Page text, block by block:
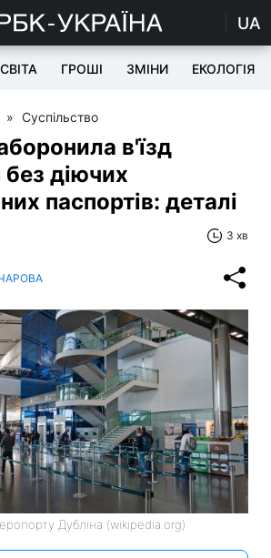
UA
ГРОШІ ЗМІНИ ЕКОЛОГІЯ
» Суспільство
в'їзд
діючих
паспортів: деталі
3 хв
Дубліна (wikipedia.org)